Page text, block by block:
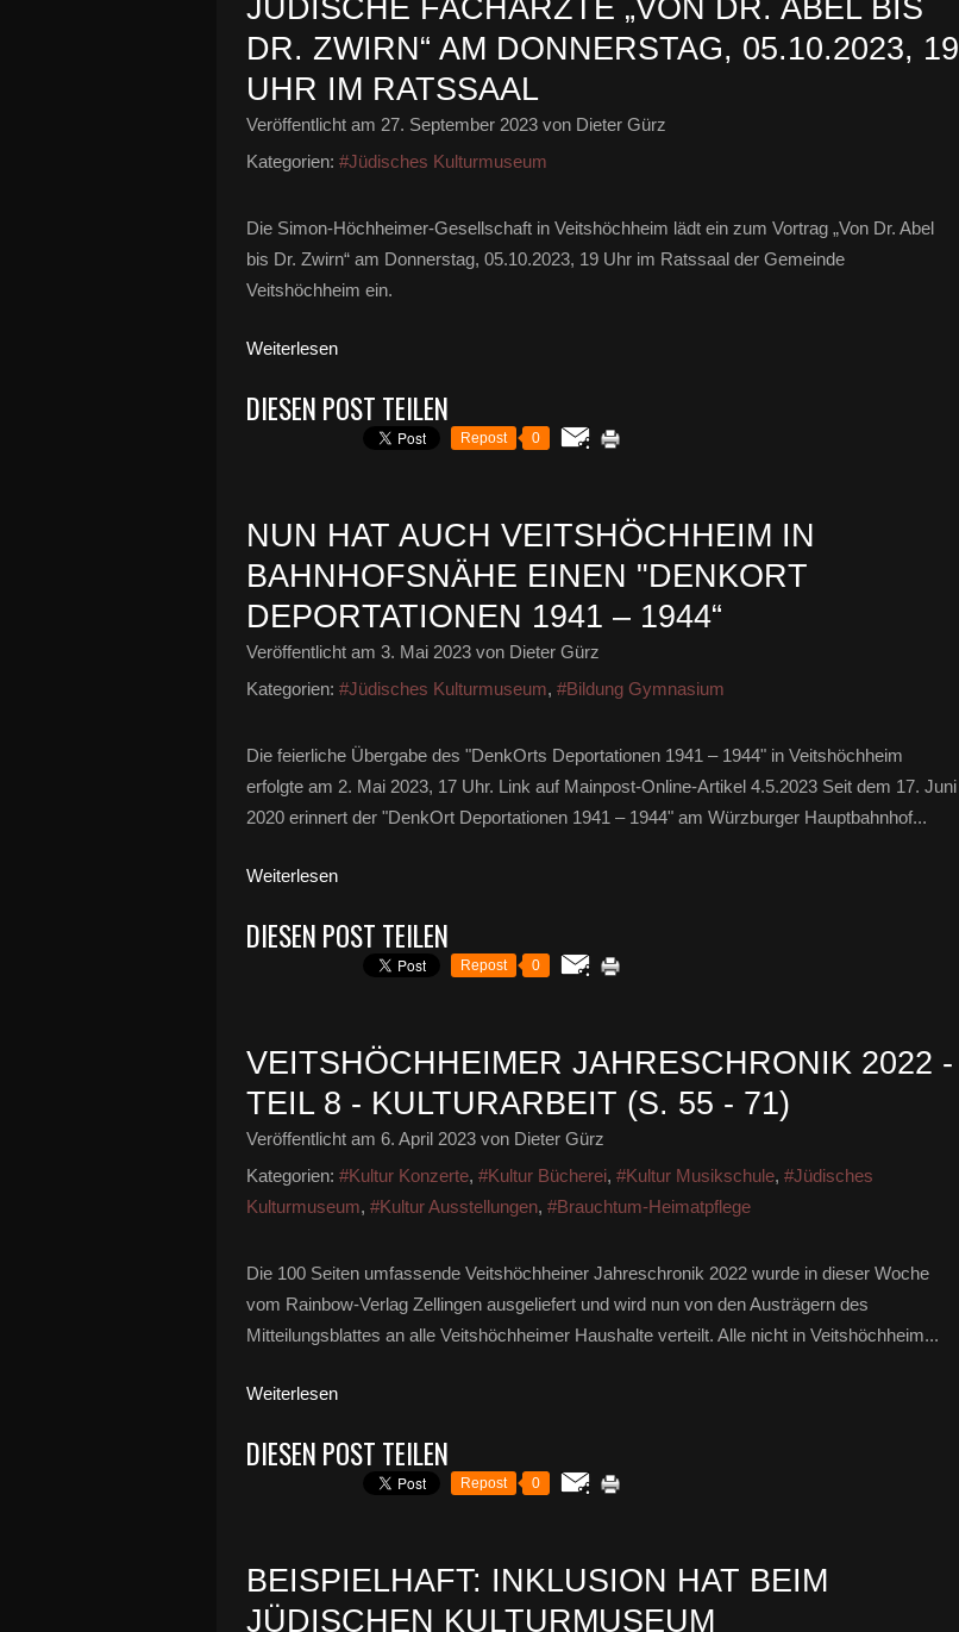
JÜDISCHE FACHÄRZTE „VON DR. ABEL BIS
DR. ZWIRN“ AM DONNERSTAG, 05.10.2023, 19
UHR IM RATSSAAL
Veröffentlicht am 27. September 2023 von Dieter Gürz
Kategorien: #Jüdisches Kulturmuseum
Die Simon-Höchheimer-Gesellschaft in Veitshöchheim lädt ein zum Vortrag „Von Dr. Abel
bis Dr. Zwirn“ am Donnerstag, 05.10.2023, 19 Uhr im Ratssaal der Gemeinde
Veitshöchheim ein.
Weiterlesen
DIESEN POST TEILEN
Repost 0
NUN HAT AUCH VEITSHÖCHHEIM IN
BAHNHOFSNÄHE EINEN "DENKORT
DEPORTATIONEN 1941 – 1944“
Veröffentlicht am 3. Mai 2023 von Dieter Gürz
Kategorien: #Jüdisches Kulturmuseum, #Bildung Gymnasium
Die feierliche Übergabe des "DenkOrts Deportationen 1941 – 1944" in Veitshöchheim
erfolgte am 2. Mai 2023, 17 Uhr. Link auf Mainpost-Online-Artikel 4.5.2023 Seit dem 17. Juni
2020 erinnert der "DenkOrt Deportationen 1941 – 1944" am Würzburger Hauptbahnhof...
Weiterlesen
DIESEN POST TEILEN
Repost 0
VEITSHÖCHHEIMER JAHRESCHRONIK 2022 -
TEIL 8 - KULTURARBEIT (S. 55 - 71)
Veröffentlicht am 6. April 2023 von Dieter Gürz
Kategorien: #Kultur Konzerte, #Kultur Bücherei, #Kultur Musikschule, #Jüdisches
Kulturmuseum, #Kultur Ausstellungen, #Brauchtum-Heimatpflege
Die 100 Seiten umfassende Veitshöchheiner Jahreschronik 2022 wurde in dieser Woche
vom Rainbow-Verlag Zellingen ausgeliefert und wird nun von den Austrägern des
Mitteilungsblattes an alle Veitshöchheimer Haushalte verteilt. Alle nicht in Veitshöchheim...
Weiterlesen
DIESEN POST TEILEN
Repost 0
BEISPIELHAFT: INKLUSION HAT BEIM
JÜDISCHEN KULTURMUSEUM